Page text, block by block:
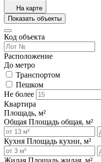
На карте
Показать объекты
Код объекта
Расположение
До метро
Транспортом
Пешком
Не более
Квартира
Площадь, м²
Общая Площадь общая, м²
Кухня Площадь кухни, м²
Жилая Площадь жилая, м²